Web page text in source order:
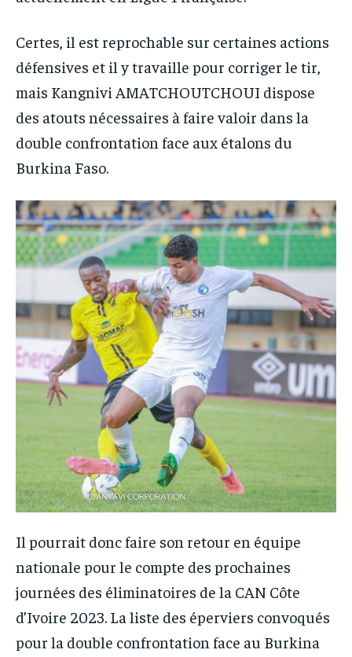
Certes, il est reprochable sur certaines actions
défensives et il y travaille pour corriger le tir,
mais Kangnivi AMATCHOUTCHOUI dispose
des atouts nécessaires à faire valoir dans la
double confrontation face aux étalons du
Burkina Faso.
Il pourrait donc faire son retour en équipe
nationale pour le compte des prochaines
journées des éliminatoires de la CAN Côte
d’Ivoire 2023. La liste des éperviers convoqués
pour la double confrontation face au Burkina